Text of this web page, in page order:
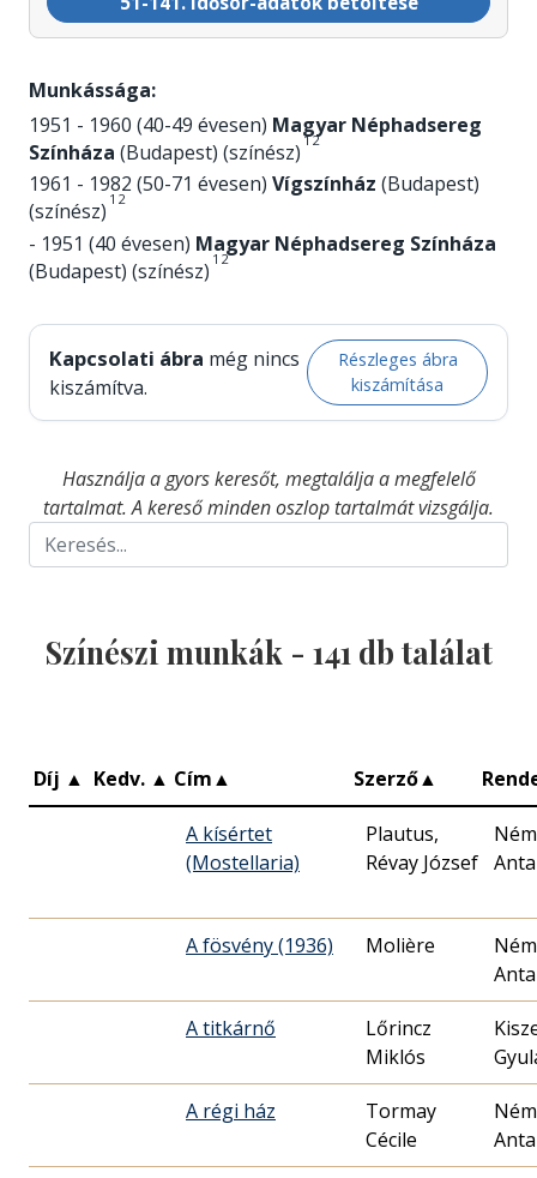
Munkássága:
1951 - 1960 (40-49 évesen) Magyar Néphadsereg
Színháza (Budapest) (színész) 12
1961 - 1982 (50-71 évesen) Vígszínház (Budapest)
(színész) 1 2
- 1951 (40 évesen) Magyar Néphadsereg Színháza
(Budapest) (színész) 1 2
Kapcsolati ábra még nincs
kiszámítva.
Részleges ábra
kiszámítása
Használja a gyors keresőt, megtalálja a megfelelő
tartalmat. A kereső minden oszlop tartalmát vizsgálja.
Színészi munkák - 141 db találat
Díj ▲ Kedv. ▲ Cím▲ Szerző▲
A kísértet
(Mostellaria)
Plautus,
Révay József
A fösvény (1936) Molière
A titkárnő
Lőrincz
Miklós
A régi ház
Tormay
Cécile